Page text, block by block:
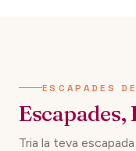
ESCAPADES
Escapades,
Tria la teva